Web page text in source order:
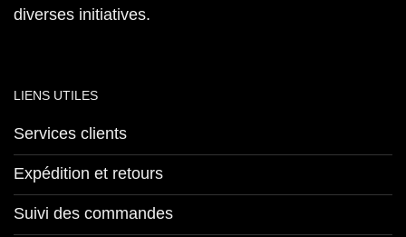
diverses initiatives.
LIENS UTILES
Services clients
Expédition et retours
Suivi des commandes